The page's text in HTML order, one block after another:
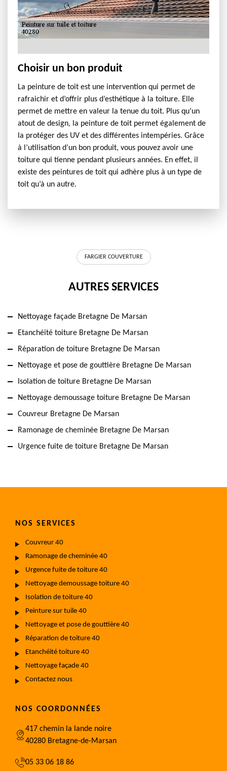
Choisir un bon produit
La peinture de toit est une intervention qui permet de
rafraichir et d’offrir plus d’esthétique à la toiture. Elle
permet de mettre en valeur la tenue du toit. Plus qu’un
atout de design, la peinture de toit permet également de
la protéger des UV et des différentes intempéries. Grâce
à l’utilisation d’un bon produit, vous pouvez avoir une
toiture qui tienne pendant plusieurs années. En effet, il
existe des peintures de toit qui adhère plus à un type de
toit qu’à un autre.
FARGIER COUVERTURE
AUTRES SERVICES
Nettoyage façade Bretagne De Marsan
Etanchéité toiture Bretagne De Marsan
Réparation de toiture Bretagne De Marsan
Nettoyage et pose de gouttière Bretagne De Marsan
Isolation de toiture Bretagne De Marsan
Nettoyage demoussage toiture Bretagne De Marsan
Couvreur Bretagne De Marsan
Ramonage de cheminée Bretagne De Marsan
Urgence fuite de toiture Bretagne De Marsan
NOS SERVICES
Couvreur 40
Ramonage de cheminée 40
Urgence fuite de toiture 40
Nettoyage demoussage toiture 40
Isolation de toiture 40
Peinture sur tuile 40
Nettoyage et pose de gouttière 40
Réparation de toiture 40
Etanchéité toiture 40
Nettoyage façade 40
Contactez nous
NOS COORDONNÉES
417 chemin la lande noire
40280 Bretagne-de-Marsan
05 33 06 18 86